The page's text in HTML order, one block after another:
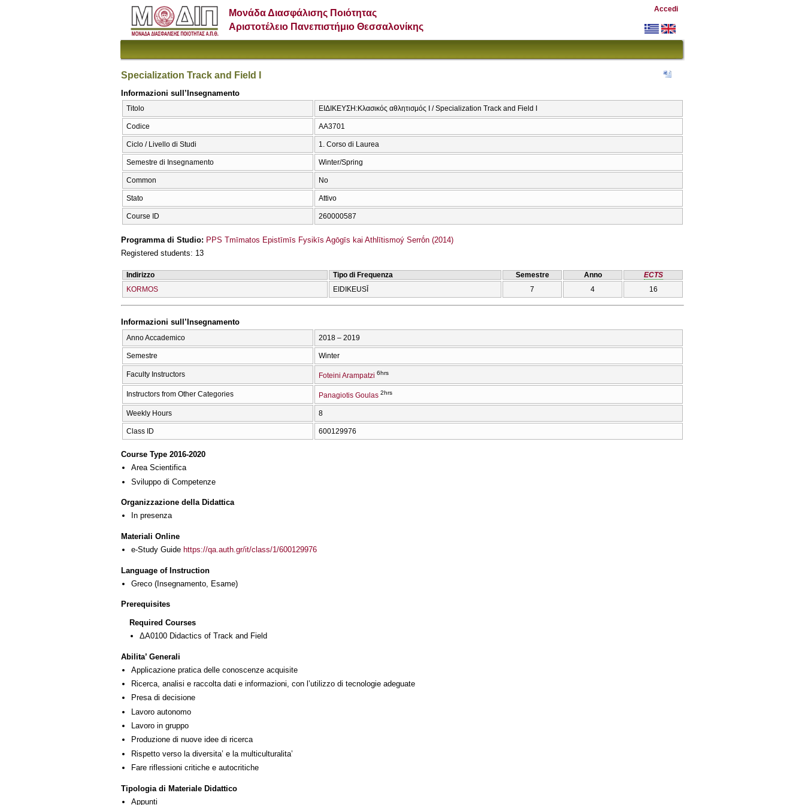
Μονάδα Διασφάλισης Ποιότητας
Αριστοτέλειο Πανεπιστήμιο Θεσσαλονίκης
Accedi
Specialization Track and Field I
Informazioni sull’Insegnamento
Titolo ΕΙΔΙΚΕΥΣΗ:Κλασικός αθλητισμός Ι / Specialization Track and Field I
Codice ΑΑ3701
Ciclo / Livello di Studi 1. Corso di Laurea
Semestre di Insegnamento Winter/Spring
Common No
Stato Attivo
Course ID 260000587
Programma di Studio: PPS Tmīmatos Epistīmīs Fysikīs Agōgīs kai Athlītismoý Serrṓn (2014)
Registered students: 13
Indirizzo Tipo di Frequenza Semestre Anno
ECTS
KORMOS
EIDIKEUSĪ 7 4 16
Informazioni sull’Insegnamento
Anno Accademico 2018 – 2019
Semestre Winter
Faculty Instructors Foteini Arampatzi 6hrs
Instructors from Other Categories Panagiotis Goulas 2hrs
Weekly Hours 8
Class ID 600129976
Course Type 2016-2020
Area Scientifica
Sviluppo di Competenze
Organizzazione della Didattica
In presenza
Materiali Online
e-Study Guide https://qa.auth.gr/it/class/1/600129976
Language of Instruction
Greco (Insegnamento, Esame)
Prerequisites
Required Courses
ΔΑ0100 Didactics of Track and Field
Abilita’ Generali
Applicazione pratica delle conoscenze acquisite
Ricerca, analisi e raccolta dati e informazioni, con l’utilizzo di tecnologie adeguate
Presa di decisione
Lavoro autonomo
Lavoro in gruppo
Produzione di nuove idee di ricerca
Rispetto verso la diversita’ e la multiculturalita’
Fare riflessioni critiche e autocritiche
Tipologia di Materiale Didattico
Appunti